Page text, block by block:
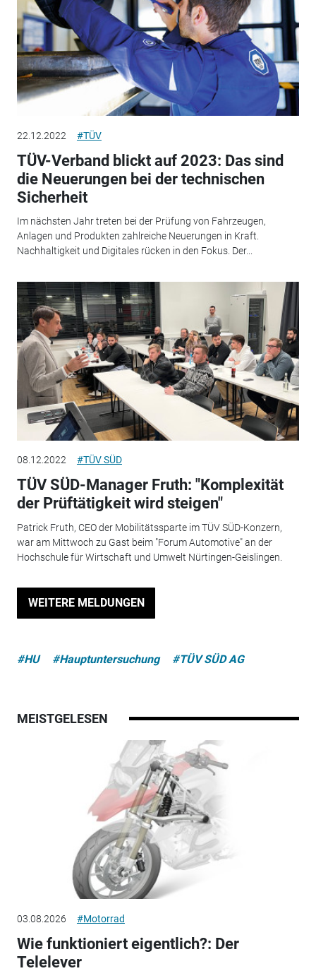
22.12.2022 #TÜV
TÜV-Verband blickt auf 2023: Das sind
die Neuerungen bei der technischen
Sicherheit
Im nächsten Jahr treten bei der Prüfung von Fahrzeugen,
Anlagen und Produkten zahlreiche Neuerungen in Kraft.
Nachhaltigkeit und Digitales rücken in den Fokus. Der...
08.12.2022 #TÜV SÜD
TÜV SÜD-Manager Fruth: "Komplexität
der Prüftätigkeit wird steigen"
Patrick Fruth, CEO der Mobilitätssparte im TÜV SÜD-Konzern,
war am Mittwoch zu Gast beim "Forum Automotive" an der
Hochschule für Wirtschaft und Umwelt Nürtingen-Geislingen.
WEITERE MELDUNGEN
#HU #Hauptuntersuchung #TÜV SÜD AG
MEISTGELESEN
03.08.2026 #Motorrad
Wie funktioniert eigentlich?: Der
Telelever